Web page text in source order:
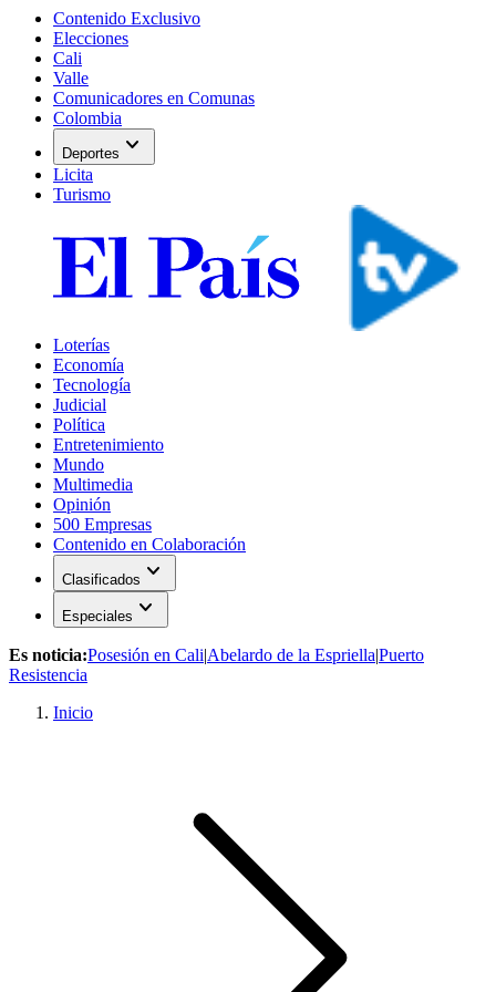
Contenido Exclusivo
Elecciones
Cali
Valle
Comunicadores en Comunas
Colombia
Deportes expand_more
Licita
Turismo
Loterías
Economía
Tecnología
Judicial
Política
Entretenimiento
Mundo
Multimedia
Opinión
500 Empresas
Contenido en Colaboración
Clasificados expand_more
Especiales expand_more
Es noticia:Posesión en Cali|Abelardo de la Espriella|Puerto
Resistencia
Inicio